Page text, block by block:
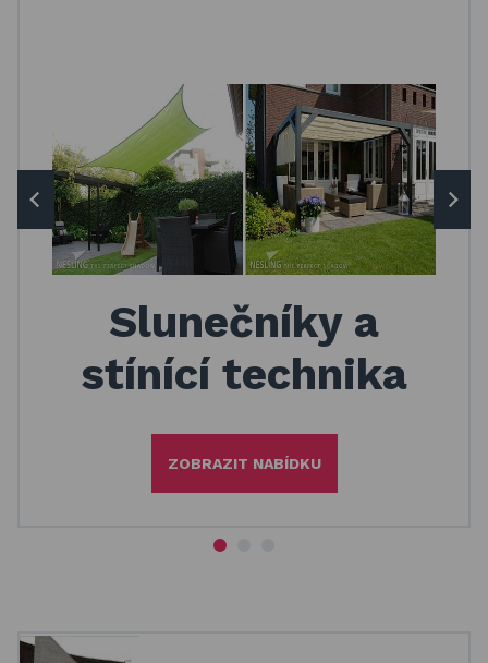
Gumové podlahy (dlaždice)
Trampolíny
Výprodej
ÚVOD
REALIZACE V ČR
BLOG
Slunečníky a
stínící technika
ZOBRAZIT NABÍDKU